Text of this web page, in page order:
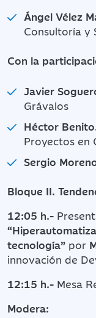
Ángel Vélez
Consultoría y
Con la
Javier
Grávalos
Héctor
Proyectos en
Sergio
Bloque II.
12:05 h.-
tecnología” por
innovación de
12:15 h.- Mesa
Modera: